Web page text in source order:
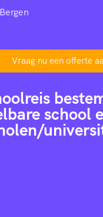
Vraag nu een offerte
school